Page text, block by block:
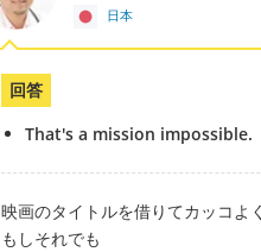
日本
回答
That's a mission impossible.
映画のタイトルを借りてカッコよ
もしそれでも